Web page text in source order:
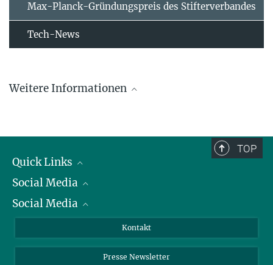
Max-Planck-Gründungspreis des Stifterverbandes
Tech-News
Weitere Informationen
Sie finden dieses Video auf YouTube. Mit Klick auf das Bild
TOP
Quick Links
Präsident
Zahlen und Fakten
Social Media
Bluesky
Social Media
Instagram
Kontakt
Presse Newsletter